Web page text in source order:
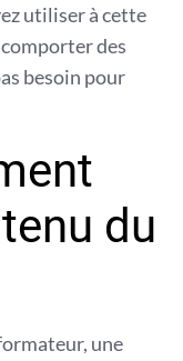
utiliser à cette
des
besoin pour
du
une